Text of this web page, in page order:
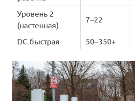
Уровень 2
(настенная)
7–22
DC быстрая 50–350+